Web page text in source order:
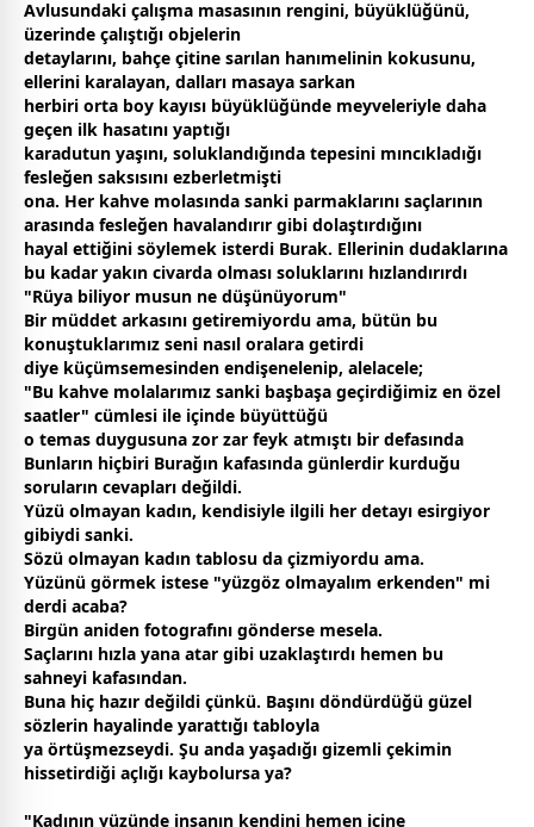
Avlusundaki çalışma masasının rengini, büyüklüğünü,
üzerinde çalıştığı objelerin
detaylarını, bahçe çitine sarılan hanımelinin kokusunu,
ellerini karalayan, dalları masaya sarkan
herbiri orta boy kayısı büyüklüğünde meyveleriyle daha
geçen ilk hasatını yaptığı
karadutun yaşını, soluklandığında tepesini mıncıkladığı
fesleğen saksısını ezberletmişti
ona. Her kahve molasında sanki parmaklarını saçlarının
arasında fesleğen havalandırır gibi dolaştırdığını
hayal ettiğini söylemek isterdi Burak. Ellerinin dudaklarına
bu kadar yakın civarda olması soluklarını hızlandırırdı
"Rüya biliyor musun ne düşünüyorum"
Bir müddet arkasını getiremiyordu ama, bütün bu
konuştuklarımız seni nasıl oralara getirdi
diye küçümsemesinden endişenelenip, alelacele;
"Bu kahve molalarımız sanki başbaşa geçirdiğimiz en özel
saatler" cümlesi ile içinde büyüttüğü
o temas duygusuna zor zar feyk atmıştı bir defasında
Bunların hiçbiri Burağın kafasında günlerdir kurduğu
soruların cevapları değildi.
Yüzü olmayan kadın, kendisiyle ilgili her detayı esirgiyor
gibiydi sanki.
Sözü olmayan kadın tablosu da çizmiyordu ama.
Yüzünü görmek istese "yüzgöz olmayalım erkenden" mi
derdi acaba?
Birgün aniden fotografını gönderse mesela.
Saçlarını hızla yana atar gibi uzaklaştırdı hemen bu
sahneyi kafasından.
Buna hiç hazır değildi çünkü. Başını döndürdüğü güzel
sözlerin hayalinde yarattığı tabloyla
ya örtüşmezseydi. Şu anda yaşadığı gizemli çekimin
hissetirdiği açlığı kaybolursa ya?
"Kadının yüzünde insanın kendini hemen içine